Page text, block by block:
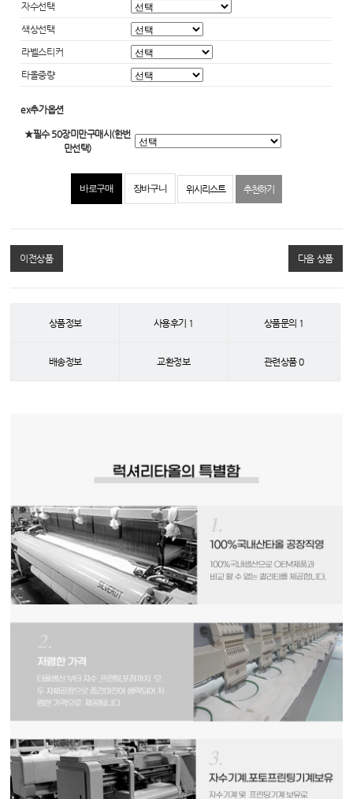
자수선택
색상선택
라벨스티커
타올중량
ex추가옵션
★필수 50장미만구매시(한번
만선택)
위시리스트 추천하기
이전상품 다음 상품
상품정보 사용후기 1 상품문의 1
배송정보 교환정보 관련상품0